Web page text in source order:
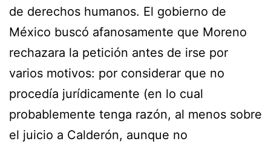
de derechos humanos. El gobierno de
México buscó afanosamente que Moreno
rechazara la petición antes de irse por
varios motivos: por considerar que no
procedía jurídicamente (en lo cual
probablemente tenga razón, al menos sobre
el juicio a Calderón, aunque no